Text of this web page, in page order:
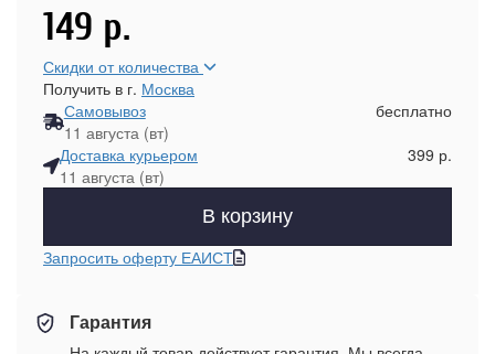
149 р.
Скидки от количества
Получить в г. Москва
Самовывоз
11 августа (вт)
бесплатно
Доставка курьером
11 августа (вт)
399 р.
В корзину
Запросить оферту ЕАИСТ
Гарантия